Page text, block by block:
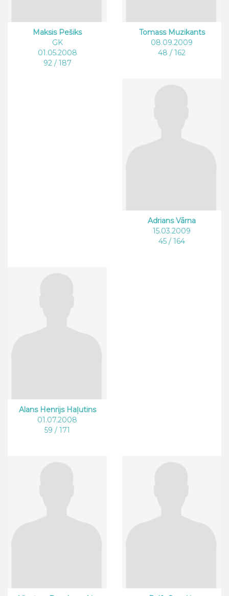
Maksis Pešiks
GK
01.05.2008
92 / 187
Tomass Muzikants
08.09.2009
48 / 162
Adrians Vārna
15.03.2009
45 / 164
Alans Henrijs Haļutins
01.07.2008
59 / 171